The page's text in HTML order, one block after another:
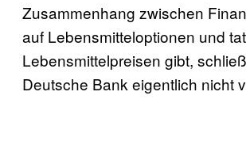
Zusammenhang zwischen
auf Lebensmitteloptionen und
Lebensmittelpreisen gibt,
Deutsche Bank eigentlich nicht